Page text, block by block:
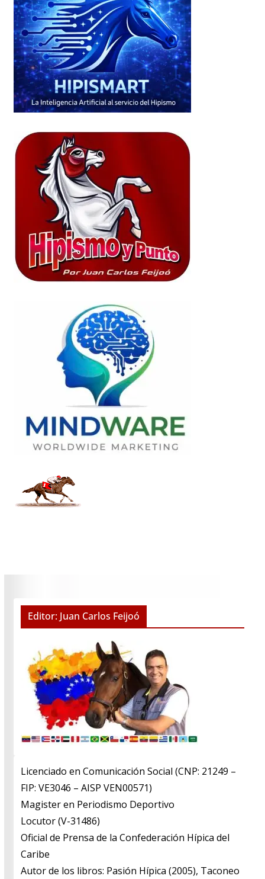
Editor: Juan Carlos Feijoó
Licenciado en Comunicación Social (CNP: 21249 –
FIP: VE3046 – AISP VEN00571)
​Magister en Periodismo Deportivo
​Locutor (V-31486)
​Oficial de Prensa de la Confederación Hípica del
Caribe
​Autor de los libros: Pasión Hípica (2005), Taconeo